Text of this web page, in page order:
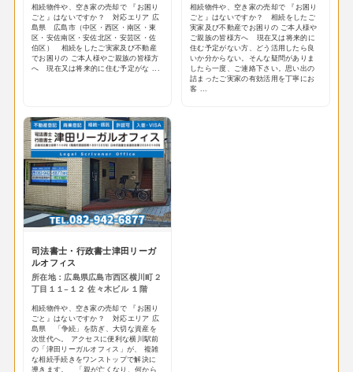
相続物件や、空き家の売却で 『お困り
ごと』はないですか？ 対応エリア 広
島県 広島市（中区・西区・南区・東
区・安佐南区・安佐北区・安芸区・佐
伯区） 相続をしたご実家及び不動産
でお困りの ご本人様やご親族の皆様方
へ 現在又は将来的に住む予定がな ...
相続物件や、空き家の売却で 『お困り
ごと』はないですか？ 相続をしたご
実家及び不動産でお困りの ご本人様や
ご親族の皆様方へ 現在又は将来的に
住む予定がない方、どう活用したら良
いか分からない。そんな疑問がありま
したら一度、ご連絡下さい。思い出の
詰まったご実家の有効活用を丁寧にお
客 ...
司法書士・行政書士津田リーガ
ルオフィス
所在地：広島県広島市西区横川町２
丁目１１−１２ 佐々木ビル １階
相続物件や、空き家の売却で 『お困り
ごと』はないですか？ 対応エリア 広
島県 「争続」を防ぎ、大切な資産を
次世代へ。 アクセスに便利な横川駅前
の「津田リーガルオフィス」が、 複雑
な相続手続きをワンストップで解決に
導きます。 「親が亡くなり、何から